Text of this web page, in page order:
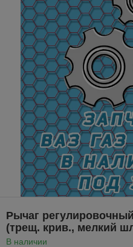
Рычаг
(трещ. крив., мелкий
В наличии